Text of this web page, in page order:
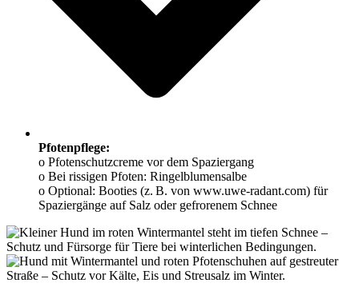
Pfotenpflege:
o Pfotenschutzcreme vor dem Spaziergang
o Bei rissigen Pfoten: Ringelblumensalbe
o Optional: Booties (z. B. von www.uwe-radant.com) für
Spaziergänge auf Salz oder gefrorenem Schnee